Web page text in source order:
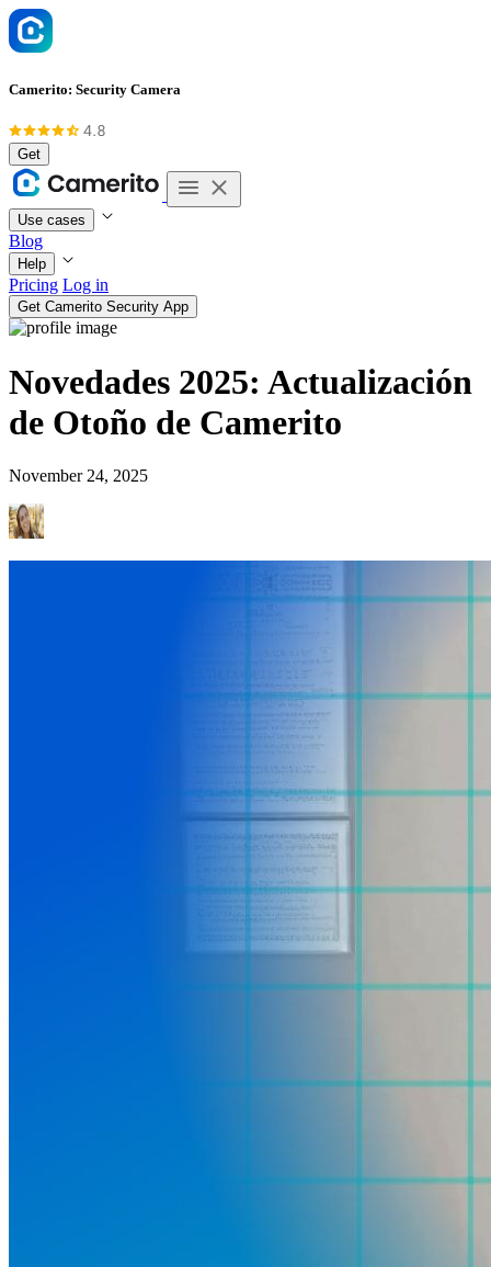
Camerito: Security Camera
Get
Use cases
Blog
Help
Pricing Log in
Get Camerito Security App
Novedades 2025: Actualización
de Otoño de Camerito
November 24, 2025